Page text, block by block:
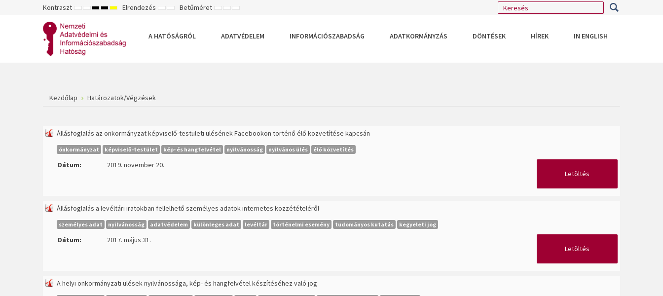
Kontraszt ALAPÉRTELMEZETT
ÉJSZAKAI
NAGY
FEHÉR
MÓD
NAGY
SÁRGA
MÓD
NAGY
MÓD
Elrendezés RÖGZÍTETT
SZÉLES
Betűméret KISEBB
ALAPÉRTELMEZETT
NAGYOBB
A HATÓSÁGRÓL
ADATVÉDELEM INFORMÁCIÓSZABADSÁG ADATKORMÁNYZÁS DÖNTÉSEK HÍREK IN ENGLISH
Kezdőlap Határozatok/Végzések
Állásfoglalás az önkormányzat képviselő-testületi ülésének Facebookon történő élő közvetítése kapcsán
önkormányzat képviselő-testület kép- és hangfelvétel nyilvánosság nyilvános ülés élő közvetítés
Dátum:
2019. november 20.
Letöltés
Állásfoglalás a levéltári iratokban fellelhető személyes adatok internetes közzétételéről
személyes adat nyilvánosság adatvédelem különleges adat levéltár történelmi esemény tudományos kutatás kegyeleti jog
Dátum:
2017. május 31.
Letöltés
A helyi önkormányzati ülések nyilvánossága, kép- és hangfelvétel készítéséhez való jog